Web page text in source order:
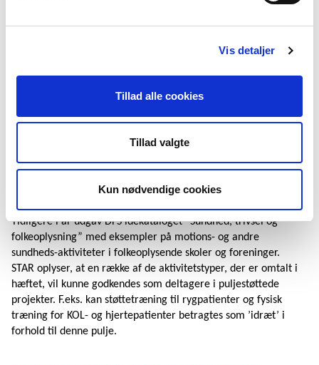
Vis detaljer
Tillad alle cookies
Tillad valgte
Kun nødvendige cookies
Men det skal skoler og foreninger inden for folkeoplysningen
Rekruttering (STAR), som administrerer puljen. Styrelsen
STAR oplyser, at alle foreninger, der tilbyder vedvarende
holdaktiviteter, der indebærer fysisk aktivitet i fællesskab med
forbindelse valgt at definere idræt ”som vedvarende
holdaktiviteter, der indebærer fysisk aktivitet i fællesskab med
Hvornår er folkeoplysning idræt?
Tidligere i år udgav DFS idekataloget ”Sundhed, trivsel og
folkeoplysning” med eksempler på motions- og andre
sundheds-aktiviteter i folkeoplysende skoler og foreninger.
STAR oplyser, at en række af de aktivitetstyper, der er omtalt i
hæftet, vil kunne godkendes som deltagere i puljestøttede
projekter. F.eks. kan støttetræning til rygpatienter og fysisk
træning for KOL- og hjertepatienter betragtes som ’idræt’ i
forhold til denne pulje.